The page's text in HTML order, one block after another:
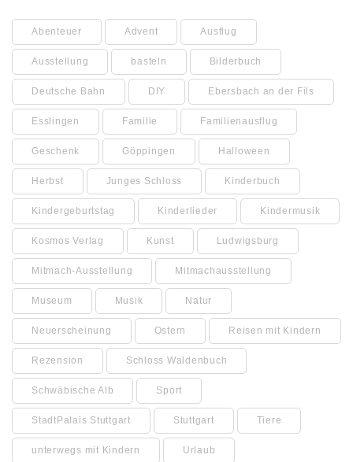
Abenteuer Advent Ausflug
Ausstellung basteln Bilderbuch
Deutsche Bahn DIY Ebersbach an der Fils
Esslingen Familie Familienausflug
Geschenk Göppingen Halloween
Herbst Junges Schloss Kinderbuch
Kindergeburtstag Kinderlieder Kindermusik
Kosmos Verlag Kunst Ludwigsburg
Mitmach-Ausstellung Mitmachausstellung
Museum Musik Natur
Neuerscheinung Ostern Reisen mit Kindern
Rezension Schloss Waldenbuch
Schwäbische Alb Sport
StadtPalais Stuttgart Stuttgart Tiere
unterwegs mit Kindern Urlaub